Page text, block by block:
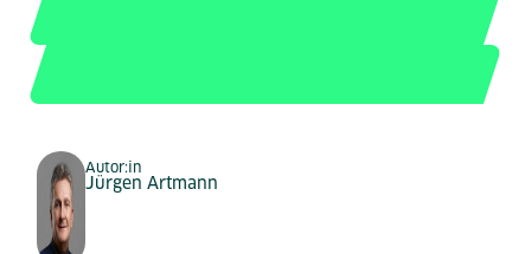
Autor:in
Jürgen Artmann